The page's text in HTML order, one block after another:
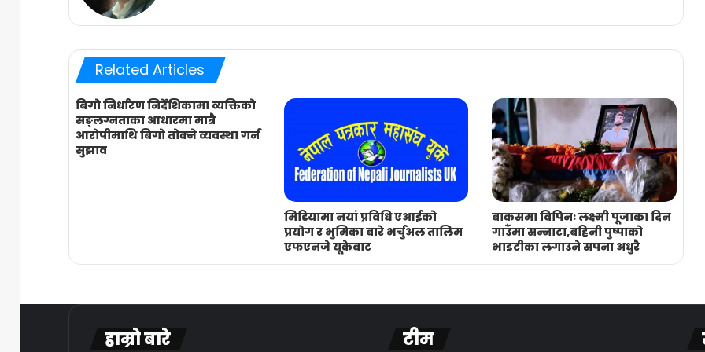
Related Articles
बिगो निर्धारण निर्देशिकामा व्यक्तिको
सङ्लग्नताका आधारमा मात्रै
आरोपीमाथि बिगो तोक्ने व्यवस्था गर्न
सुझाव
मिडियामा नयां प्रविधि एआईको
प्रयोग र भुमिका बारे भर्चुअल तालिम
एफएनजे यूकेबाट
बाकसमा विपिनः लक्ष्मी पूजाका दिन
गाउँमा सन्नाटा,बहिनी पुष्पाको
भाइटीका लगाउने सपना अधुरै
हाम्रो बारे टीम